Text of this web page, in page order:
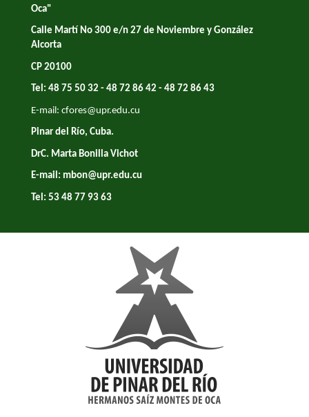
Oca"
Calle Martí No 300 e/n 27 de Noviembre y González
Alcorta
CP 20100
Tel: 48 75 50 32 - 48 72 86 42 - 48 72 86 43
E-mail: cfores@upr.edu.cu
Pinar del Río, Cuba.
DrC. Marta Bonilla Vichot
E-mail: mbon@upr.edu.cu
Tel: 53 48 77 93 63